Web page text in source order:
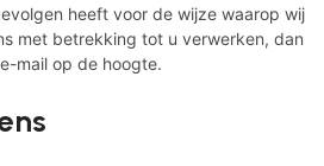
heeft voor de wijze waarop wij
met betrekking tot u verwerken, dan
mail op de hoogte.